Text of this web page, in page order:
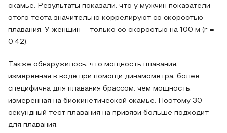
скамье. Результаты показали, что у мужчин показатели
этого теста значительно коррелируют со скоростью
плавания. У женщин – только со скоростью на 100 м (r =
0,42).
Также обнаружилось, что мощность плавания,
измеренная в воде при помощи динамометра, более
специфична для плавания брассом, чем мощность,
измеренная на биокинетической скамье. Поэтому 30-
секундный тест плавания на привязи больше подходит
для плавания.